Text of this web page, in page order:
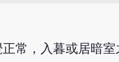
常，入暮或居暗室